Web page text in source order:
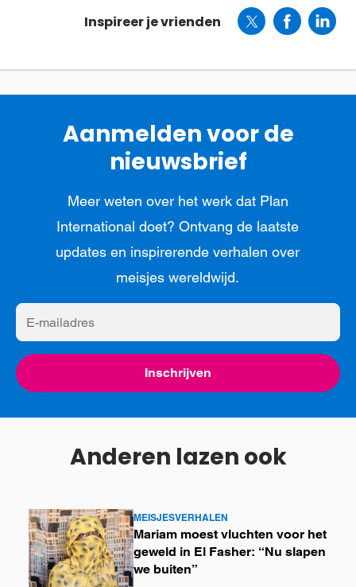
Inspireer je vrienden
Aanmelden voor de
nieuwsbrief
Meer weten over het werk dat Plan
International doet? Ontvang de laatste
updates en inspirerende verhalen over
meisjes wereldwijd.
E-
mailadres
Inschrijven
Anderen lazen ook
MEISJESVERHALEN
Mariam moest vluchten voor het
geweld in El Fasher: “Nu slapen
we buiten”
Lees
meer